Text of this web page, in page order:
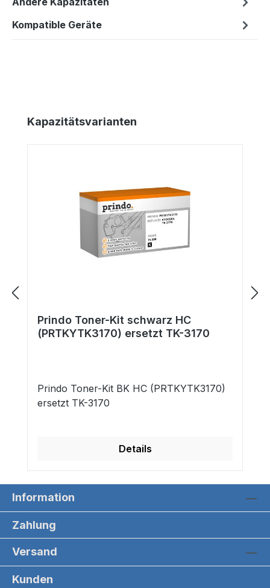
Kompatible Geräte
Produktgalerie überspringen
Kapazitätsvarianten
Prindo Toner-Kit schwarz HC
(PRTKYTK3170) ersetzt TK-3170
Prindo Toner-Kit BK HC (PRTKYTK3170)
ersetzt TK-3170
Details
Information
Zahlung
Versand
Kunden